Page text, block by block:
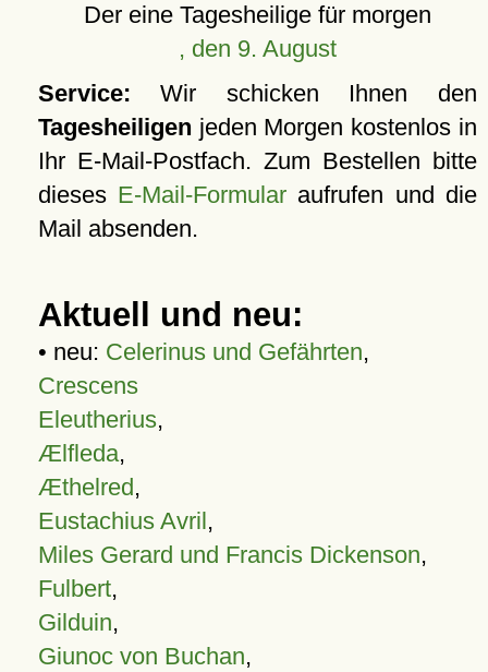
Der eine Tagesheilige für morgen
, den 9. August
Service: Wir schicken Ihnen den
Tagesheiligen jeden Morgen kostenlos in
Ihr E-Mail-Postfach. Zum Bestellen bitte
dieses E-Mail-Formular aufrufen und die
Mail absenden.
Aktuell und neu:
• neu: Celerinus und Gefährten,
Crescens
Eleutherius,
Ælfleda,
Æthelred,
Eustachius Avril,
Miles Gerard und Francis Dickenson,
Fulbert,
Gilduin,
Giunoc von Buchan,